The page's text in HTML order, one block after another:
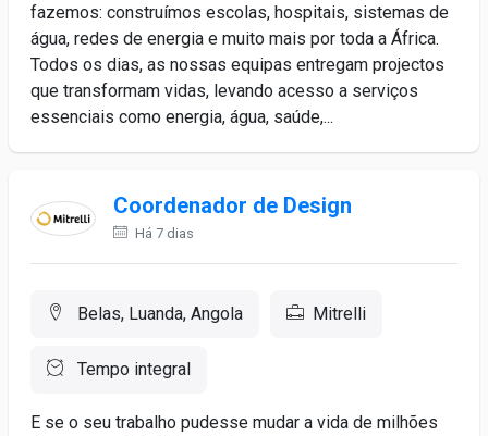
fazemos: construímos escolas, hospitais, sistemas de
água, redes de energia e muito mais por toda a África.
Todos os dias, as nossas equipas entregam projectos
que transformam vidas, levando acesso a serviços
essenciais como energia, água, saúde,...
Coordenador de Design
Há 7 dias
Belas, Luanda, Angola Mitrelli
Tempo integral
E se o seu trabalho pudesse mudar a vida de milhões